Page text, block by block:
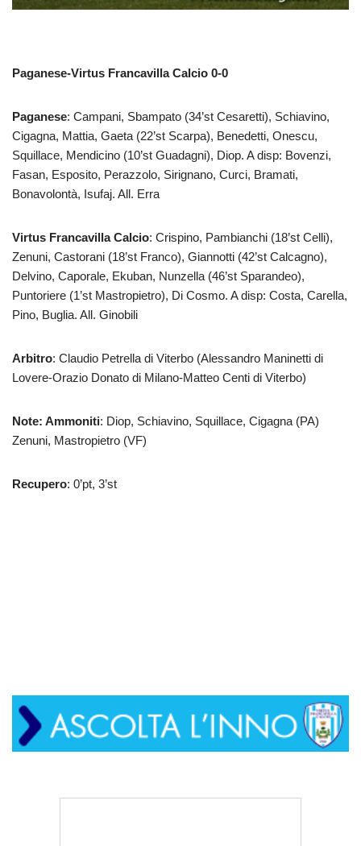
Paganese-Virtus Francavilla Calcio 0-0
Paganese: Campani, Sbampato (34’st Cesaretti), Schiavino,
Cigagna, Mattia, Gaeta (22’st Scarpa), Benedetti, Onescu,
Squillace, Mendicino (10’st Guadagni), Diop. A disp: Bovenzi,
Fasan, Esposito, Perazzolo, Sirignano, Curci, Bramati,
Bonavolontà, Isufaj. All. Erra
Virtus Francavilla Calcio: Crispino, Pambianchi (18’st Celli),
Zenuni, Castorani (18’st Franco), Giannotti (42’st Calcagno),
Delvino, Caporale, Ekuban, Nunzella (46’st Sparandeo),
Puntoriere (1’st Mastropietro), Di Cosmo. A disp: Costa, Carella,
Pino, Buglia. All. Ginobili
Arbitro: Claudio Petrella di Viterbo (Alessandro Maninetti di
Lovere-Orazio Donato di Milano-Matteo Centi di Viterbo)
Note: Ammoniti: Diop, Schiavino, Squillace, Cigagna (PA)
Zenuni, Mastropietro (VF)
Recupero: 0’pt, 3’st